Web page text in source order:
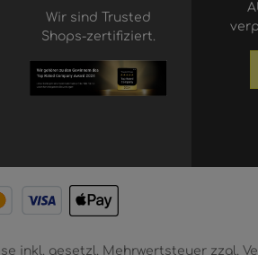
Wir sind Trusted
Shops-zertifiziert.
inkl. gesetzl. Mehrwertsteuer zzgl.